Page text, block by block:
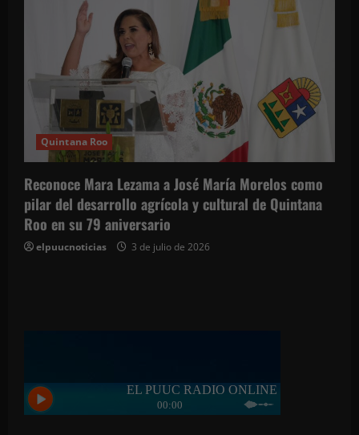
Quintana Roo
Reconoce Mara Lezama a José María Morelos como
pilar del desarrollo agrícola y cultural de Quintana
Roo en su 79 aniversario
elpuucnoticias 3 de julio de 2026